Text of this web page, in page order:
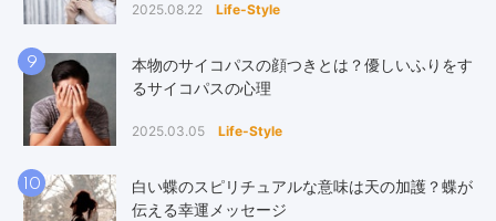
2025.08.22 Life-Style
9
本物のサイコパスの顔つきとは？優しいふりをす
るサイコパスの心理
2025.03.05 Life-Style
10
白い蝶のスピリチュアルな意味は天の加護？蝶が
伝える幸運メッセージ